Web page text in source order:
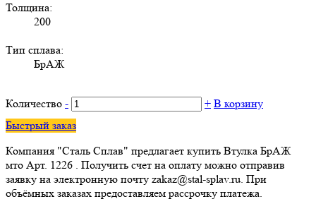
Толщина:
200
Тип сплава:
БрАЖ
Количество - + В корзину
Быстрый заказ
Компания "Сталь Сплав" предлагает купить Втулка БрАЖ
мто Арт. 1226 . Получить счет на оплату можно отправив
заявку на электронную почту zakaz@stal-splav.ru. При
объёмных заказах предоставляем рассрочку платежа.